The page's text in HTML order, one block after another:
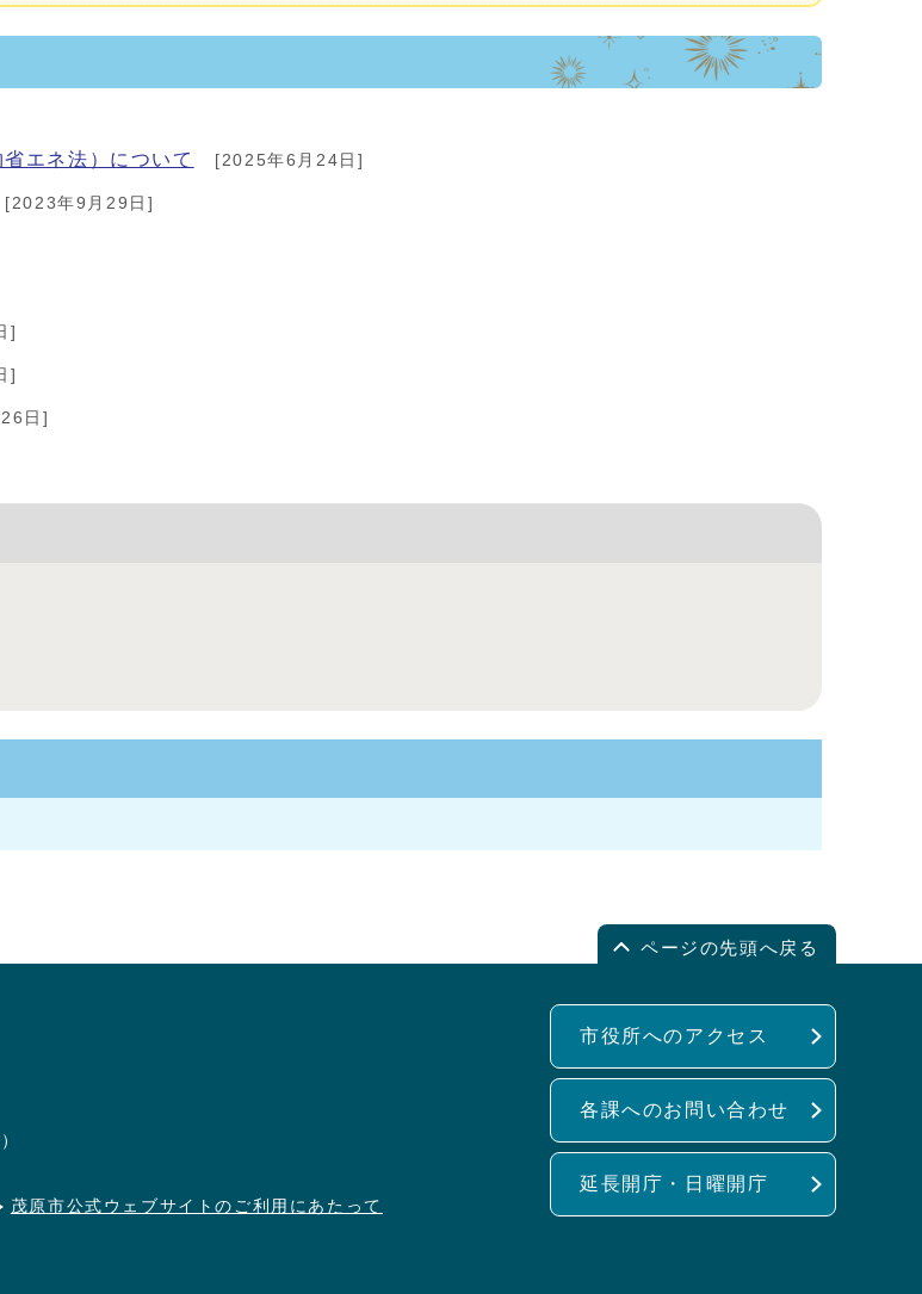
エネ法）について [2025年6月24日]
[2023年9月29日]
]
]
日]
ページの先頭へ戻る
茂原市公式ウェブサイトのご利用にあたって
市役所へのアクセス
各課へのお問い合わせ
延長開庁・日曜開庁